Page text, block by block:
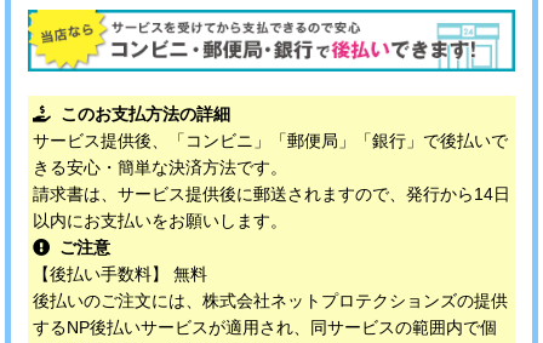
このお支払方法の詳細
サービス提供後、「コンビニ」「郵便局」「銀行」で後払いで
きる安心・簡単な決済方法です。
請求書は、サービス提供後に郵送されますので、発行から14日
以内にお支払いをお願いします。
ご注意
【後払い手数料】 無料
後払いのご注文には、株式会社ネットプロテクションズの提供
するNP後払いサービスが適用され、同サービスの範囲内で個